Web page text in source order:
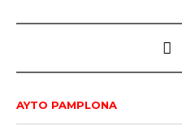
AYTO PAMPLONA